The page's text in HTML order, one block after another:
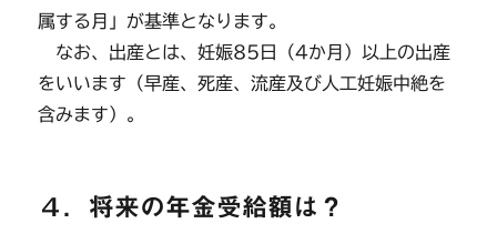
属する月」が基準となります。
なお、出産とは、妊娠85日（4か月）以上の出産
をいいます（早産、死産、流産及び人工妊娠中絶を
含みます）。
４．将来の年金受給額は？